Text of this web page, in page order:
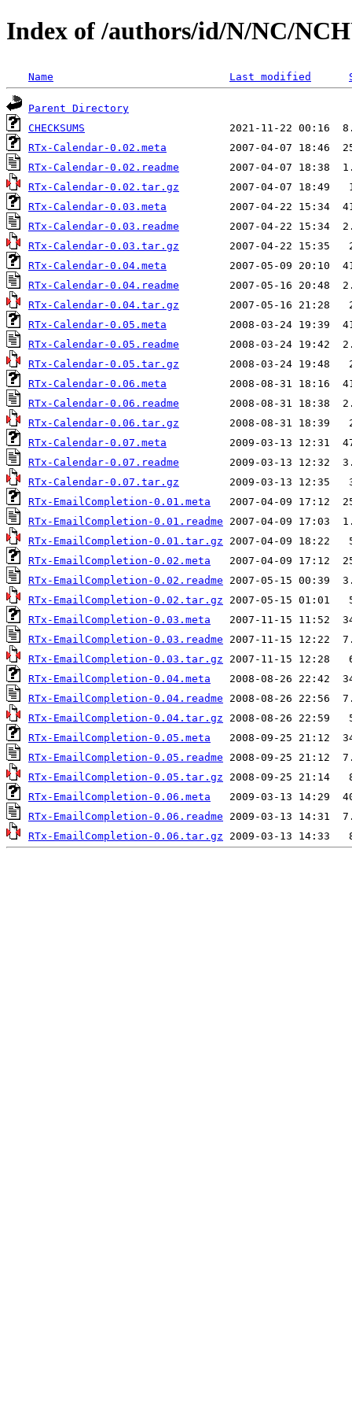
Index of /authors/id/N/NC/
Name Last modified
Parent Directory
CHECKSUMS
RTx-Calendar-0.02.meta
RTx-Calendar-0.02.readme
RTx-Calendar-0.02.tar.gz
RTx-Calendar-0.03.meta
RTx-Calendar-0.03.readme
RTx-Calendar-0.03.tar.gz
RTx-Calendar-0.04.meta
RTx-Calendar-0.04.readme
RTx-Calendar-0.04.tar.gz
RTx-Calendar-0.05.meta
RTx-Calendar-0.05.readme
RTx-Calendar-0.05.tar.gz
RTx-Calendar-0.06.meta
RTx-Calendar-0.06.readme
RTx-Calendar-0.06.tar.gz
RTx-Calendar-0.07.meta
RTx-Calendar-0.07.readme
RTx-Calendar-0.07.tar.gz
RTx-EmailCompletion-0.01.meta
RTx-EmailCompletion-0.01.readme
RTx-EmailCompletion-0.01.tar.gz
RTx-EmailCompletion-0.02.meta
RTx-EmailCompletion-0.02.readme
RTx-EmailCompletion-0.02.tar.gz
RTx-EmailCompletion-0.03.meta
RTx-EmailCompletion-0.03.readme
RTx-EmailCompletion-0.03.tar.gz
RTx-EmailCompletion-0.04.meta
RTx-EmailCompletion-0.04.readme
RTx-EmailCompletion-0.04.tar.gz
RTx-EmailCompletion-0.05.meta
RTx-EmailCompletion-0.05.readme
RTx-EmailCompletion-0.05.tar.gz
RTx-EmailCompletion-0.06.meta
RTx-EmailCompletion-0.06.readme
RTx-EmailCompletion-0.06.tar.gz